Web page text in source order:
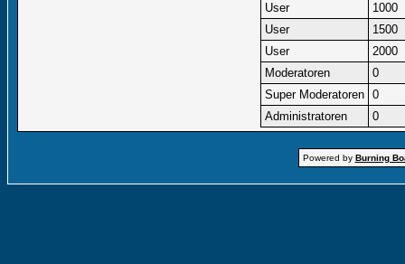
User
1000
User
1500
User
2000
Moderatoren
0
Super Moderatoren
0
Administratoren
0
Powered by Burning